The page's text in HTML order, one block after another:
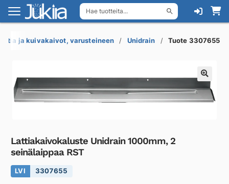
Hae tuotteita...
Siirry
navigointiin
Siirry
sisältöön
ja kuivakaivot, varusteineen Unidrain Tuote 3307655
Lattiakaivokaluste Unidrain 1000mm, 2
seinälaippaa RST
LVI 3307655